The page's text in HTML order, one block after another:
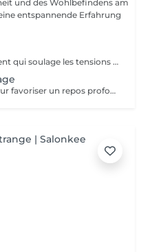
und des Wohlbefindens am
entspannende Erfahrung
Relaxez-vous grâce à ce traitement qui soulage les tensions pour un dos parfaitement détendu.
Un rituel de massage exclusif pour favoriser un repos profond du corps et de lesprit. Les effets positifs relaxants et anti-stress du «tranquility Blend» sont augmentés par les techniques du modelage exclusif, inspiré par layurvéda du Kérala et le rituel de massage traditionnel indonésien «Sea malay», intéressant pour ses vertus sur le système nerveux et lesprit. Tranquility Pro-Sleep Massage, aide le corps à récupérer des situations de stress et améliore la qualité du repos et du sommeil.